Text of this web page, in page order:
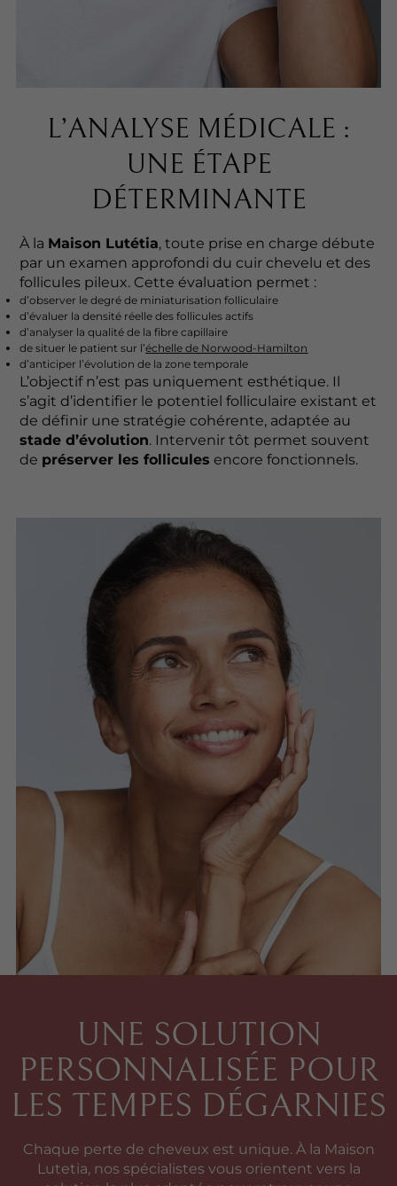
L’ANALYSE MÉDICALE :
UNE ÉTAPE
DÉTERMINANTE
À la Maison Lutétia, toute prise en charge débute
par un examen approfondi du cuir chevelu et des
follicules pileux. Cette évaluation permet :
d’observer le degré de miniaturisation folliculaire
d’évaluer la densité réelle des follicules actifs
d’analyser la qualité de la fibre capillaire
de situer le patient sur l’échelle de Norwood-Hamilton
d’anticiper l’évolution de la zone temporale
L’objectif n’est pas uniquement esthétique. Il
s’agit d’identifier le potentiel folliculaire existant et
de définir une stratégie cohérente, adaptée au
stade d’évolution. Intervenir tôt permet souvent
de préserver les follicules encore fonctionnels.
UNE SOLUTION
PERSONNALISÉE POUR
LES TEMPES DÉGARNIES
Chaque perte de cheveux est unique. À la Maison
Lutetia, nos spécialistes vous orientent vers la